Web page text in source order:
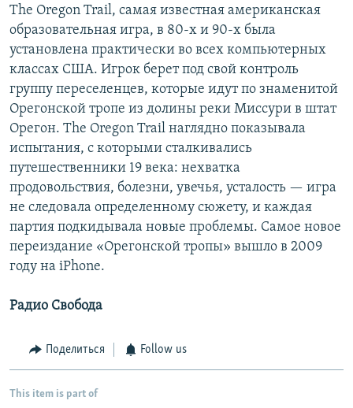
The Oregon Trail, самая известная американская
образовательная игра, в 80-х и 90-х была
установлена практически во всех компьютерных
классах США. Игрок берет под свой контроль
группу переселенцев, которые идут по знаменитой
Орегонской тропе из долины реки Миссури в штат
Орегон. The Oregon Trail наглядно показывала
испытания, с которыми сталкивались
путешественники 19 века: нехватка
продовольствия, болезни, увечья, усталость — игра
не следовала определенному сюжету, и каждая
партия подкидывала новые проблемы. Самое новое
переиздание «Орегонской тропы» вышло в 2009
году на iPhone.
Радио Свобода
Поделиться Follow us
This item is part of